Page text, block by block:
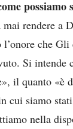
possiamo
rendere a
che Gli
Si intende
il quanto «è
cui siamo
nella